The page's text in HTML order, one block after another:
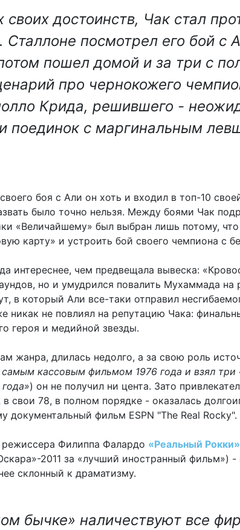
достоинств, Чак стал
Сталлоне посмотрел его бой с
пошел домой и за три с
про чернокожего
Крида, решившего -
поединок с маргинальным
боя с Али он хоть и входил в топ-10
было точно нельзя. Между боями Чак
«Величайшему» был выбран лишь потому,
карту» и устроить бой своего чемпиона с
интереснее, чем предвещала вывеска:
но и умудрился повалить Мухаммада на
в который Али все-таки отправил
никак не повлиял на репутацию Чака:
героя и медийной звезды.
жанра, длилась недолго, а за свою роль
самым кассовым фильмом 1976 года и взял три
) он не получил ни цента. Зато
свои 78, в полном порядке - оказалась
документальный фильм ESPN "The Real Rocky".
Филиппа Фалардо «Реальный Рокки»
2011 за «лучший иностранный фильм»)
склонный к драматизму.
бычке» наличествуют все